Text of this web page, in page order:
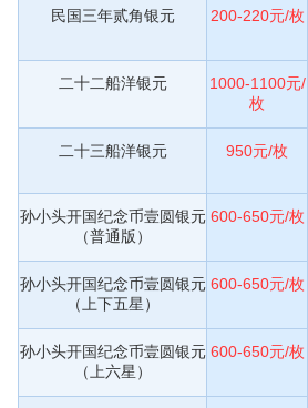
民国三年贰角银元 200-220元/枚
二十二船洋银元
1000-1100元/
枚
二十三船洋银元 950元/枚
孙小头开国纪念币壹圆银元
（普通版）
600-650元/枚
孙小头开国纪念币壹圆银元
（上下五星）
600-650元/枚
孙小头开国纪念币壹圆银元
（上六星）
600-650元/枚